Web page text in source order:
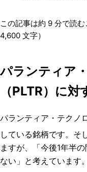
この記事は約 9 分で読
4,600 文字）
パランティア
（PLTR）に
パランティア・テクノ
している銘柄です。そ
ますが、「今後1年半
ない」と考えています。